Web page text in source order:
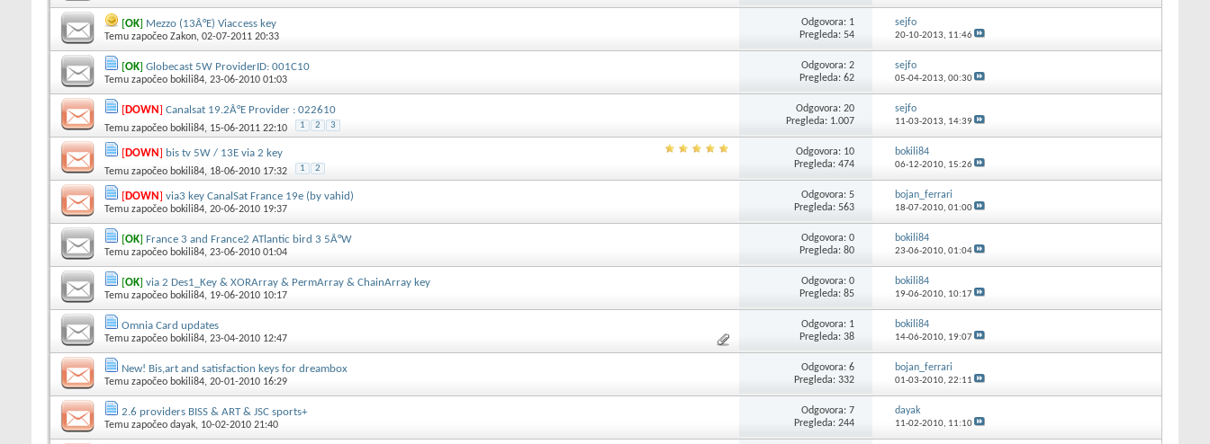
[OK] Mezzo (13Â°E) Viaccess key
Temu započeo Zakon, 02-07-2011 20:33
Odgovora: 1
Pregleda: 54
sejfo
20-10-2013, 11:46
[OK] Globecast 5W ProviderID: 001C10
Temu započeo bokili84, 23-06-2010 01:03
Odgovora: 2
Pregleda: 62
sejfo
05-04-2013, 00:30
[DOWN] Canalsat 19.2Â°E Provider : 022610
Temu započeo bokili84, 15-06-2011 22:10 1 2 3
Odgovora: 20
Pregleda: 1.007
sejfo
11-03-2013, 14:39
[DOWN] bis tv 5W / 13E via 2 key
Temu započeo bokili84, 18-06-2010 17:32 1 2
Odgovora: 10
Pregleda: 474
bokili84
06-12-2010, 15:26
[DOWN] via3 key CanalSat France 19e (by vahid)
Temu započeo bokili84, 20-06-2010 19:37
Odgovora: 5
Pregleda: 563
bojan_ferrari
18-07-2010, 01:00
[OK] France 3 and France2 ATlantic bird 3 5Â°W
Temu započeo bokili84, 23-06-2010 01:04
Odgovora: 0
Pregleda: 80
bokili84
23-06-2010, 01:04
[OK] via 2 Des1_Key & XORArray & PermArray & ChainArray key
Temu započeo bokili84, 19-06-2010 10:17
Odgovora: 0
Pregleda: 85
bokili84
19-06-2010, 10:17
Omnia Card updates
Temu započeo bokili84, 23-04-2010 12:47
Odgovora: 1
Pregleda: 38
bokili84
14-06-2010, 19:07
New! Bis,art and satisfaction keys for dreambox
Temu započeo bokili84, 20-01-2010 16:29
Odgovora: 6
Pregleda: 332
bojan_ferrari
01-03-2010, 22:11
2.6 providers BISS & ART & JSC sports+
Temu započeo dayak, 10-02-2010 21:40
Odgovora: 7
Pregleda: 244
dayak
11-02-2010, 11:10